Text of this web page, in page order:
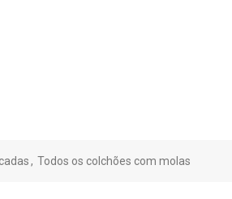
, Todos os colchões com molas